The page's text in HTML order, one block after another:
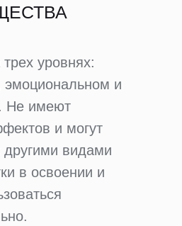
уровнях:
эмоциональном и
Не имеют
и могут
другими видами
в освоении и